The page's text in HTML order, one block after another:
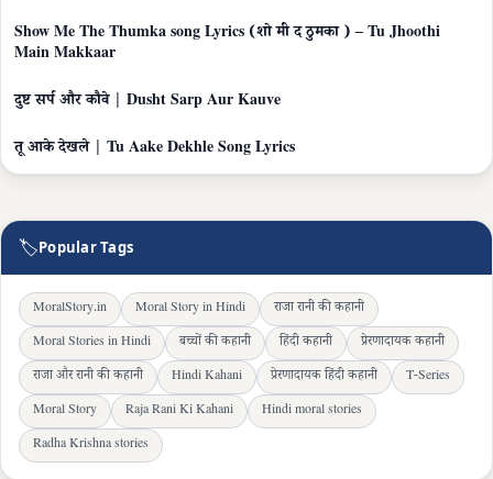
Show Me The Thumka song Lyrics (शो मी द ठुमका ) – Tu Jhoothi
Main Makkaar
दुष्ट सर्प और कौवे | Dusht Sarp Aur Kauve
तू आके देखले | Tu Aake Dekhle Song Lyrics
🏷Popular Tags
MoralStory.in Moral Story in Hindi
राजा रानी की कहानी
Moral Stories in Hindi
बच्चों की कहानी हिंदी कहानी
प्रेरणादायक कहानी
राजा और रानी की कहानी
Hindi Kahani प्रेरणादायक हिंदी कहानी
T-Series
Moral Story
Raja Rani Ki Kahani
Hindi moral stories
Radha Krishna stories